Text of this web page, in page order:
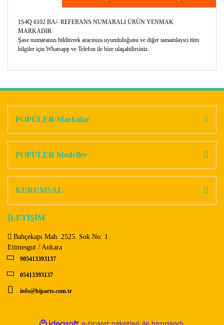
1S4Q 6102 BA/- REFERANS NUMARALI ÜRÜN YENMAK
MARKADIR
Şase numaranızı bildirerek aracınıza uyumluluğunu ve diğer tamamlayıcı tüm
bilgiler için Whatsapp ve Telefon ile bize ulaşabilirsiniz.
Ürün açıklamasında eksik bilgiler bulunuyor.
Bu ürüne benzer farklı alternatifler olmalı.
POPÜLER Markalar
POPÜLER Modeller
KURUMSAL
İLETİŞİM
Bahçekapı Mah. 2525. Sok No: 1
Etimesgut / Ankara
905413393137
05413393137
info@biparts.com.tr